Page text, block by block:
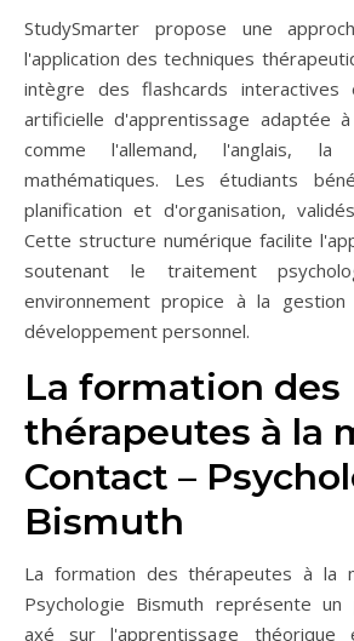
StudySmarter propose une
l'application des techniques
intègre des flashcards interactives
artificielle d'apprentissage adaptée
comme l'allemand, l'anglais,
mathématiques. Les étudiants
planification et d'organisation,
Cette structure numérique facilite
soutenant le traitement
environnement propice à la
développement personnel.
La formation des
thérapeutes à la
Contact –
Bismuth
La formation des thérapeutes à la
Psychologie Bismuth représente un
axé sur l'apprentissage théorique